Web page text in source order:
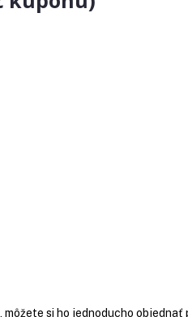
si ho jednoducho